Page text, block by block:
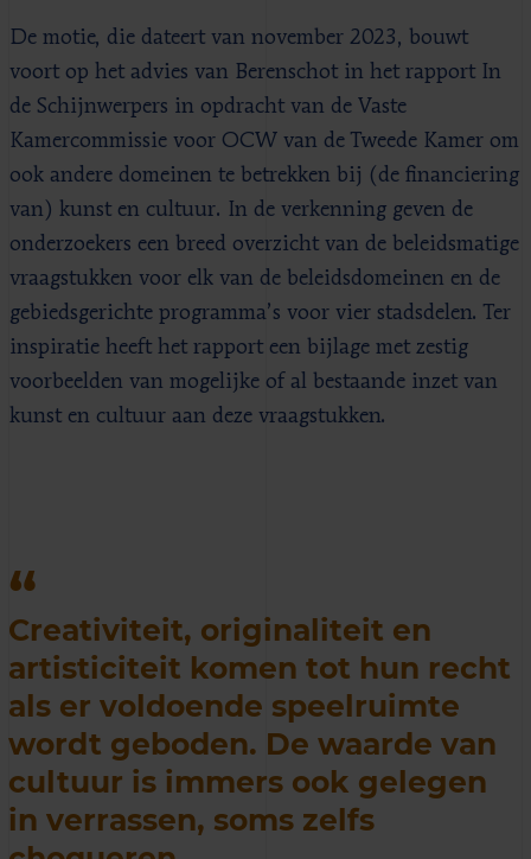
De motie, die dateert van november 2023, bouwt
voort op het advies van Berenschot in het rapport In
de Schijnwerpers in opdracht van de Vaste
Kamercommissie voor OCW van de Tweede Kamer om
ook andere domeinen te betrekken bij (de financiering
van) kunst en cultuur. In de verkenning geven de
onderzoekers een breed overzicht van de beleidsmatige
vraagstukken voor elk van de beleidsdomeinen en de
gebiedsgerichte programma’s voor vier stadsdelen. Ter
inspiratie heeft het rapport een bijlage met zestig
voorbeelden van mogelijke of al bestaande inzet van
kunst en cultuur aan deze vraagstukken.
Creativiteit, originaliteit en
artisticiteit komen tot hun recht
als er voldoende speelruimte
wordt geboden. De waarde van
cultuur is immers ook gelegen
in verrassen, soms zelfs